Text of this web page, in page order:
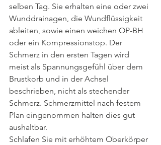
selben Tag. Sie erhalten eine oder zwei
Wunddrainagen, die Wundflüssigkeit
ableiten, sowie einen weichen OP-BH
oder ein Kompressionstop. Der
Schmerz in den ersten Tagen wird
meist als Spannungsgefühl über dem
Brustkorb und in der Achsel
beschrieben, nicht als stechender
Schmerz. Schmerzmittel nach festem
Plan eingenommen halten dies gut
aushaltbar.
Schlafen Sie mit erhöhtem Oberkörper